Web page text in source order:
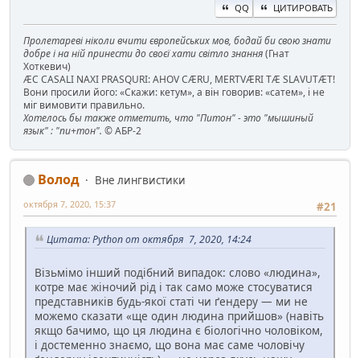
QQ ЦИТИРОВАТЬ
Пролетареві ніколи вчити європейських мов, бодай би свою знати
добре і на ній принести до своєї хати світло знання(Гнат
Хоткевич)
ÆC CASALI NAXI PRASQURI: AHOV CÆRU, MERTVÆRI TÆ SLAVUTÆT!
Вони просили його: «Скажи: кетум», а він говорив: «сатем», і не
міг вимовити правильно.
Хотелось бы также отметить, что "Питон" - это "мышиный
язык" : "пи+тон". © АБР-2
Волод
Вне лингвистики
#21
октября 7, 2020, 15:37
Цитата: Python от октября 7, 2020, 14:24
Візьмімо інший подібний випадок: слово «людина»,
котре має жіночий рід і так само може стосуватися
представників будь-якої статі чи ґендеру — ми не
можемо сказати «ще один людина прийшов» (навіть
якщо бачимо, що ця людина є біологічно чоловіком,
і достеменно знаємо, що вона має саме чоловічу